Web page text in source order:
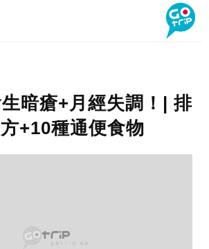
暗瘡+月經失調！| 排
+10種通便食物